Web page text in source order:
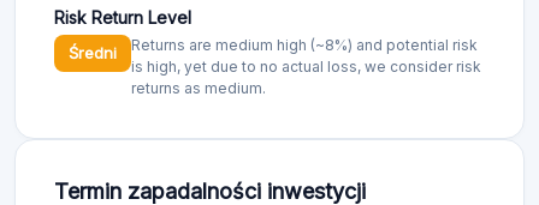
Risk Return Level
Średni
Returns are medium high (~8%) and potential risk
is high, yet due to no actual loss, we consider risk
returns as medium.
Termin zapadalności inwestycji